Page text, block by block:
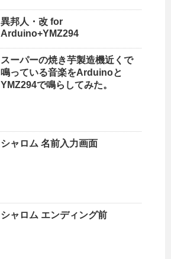
異邦人・改 for
Arduino+YMZ294
スーパーの焼き芋製造機近くで
鳴っている音楽をArduinoと
YMZ294で鳴らしてみた。
シャロム 名前入力画面
シャロム エンディング前